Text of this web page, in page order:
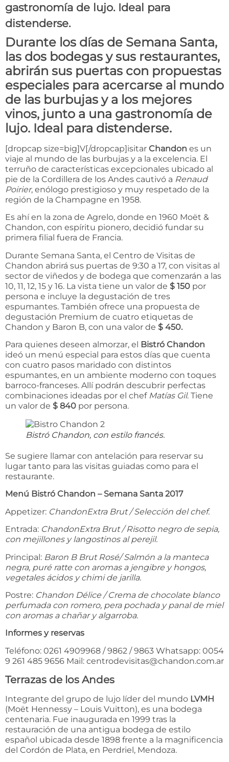
gastronomía de lujo. Ideal para
distenderse.
Durante los días de Semana Santa,
las dos bodegas y sus restaurantes,
abrirán sus puertas con propuestas
especiales para acercarse al mundo
de las burbujas y a los mejores
vinos, junto a una gastronomía de
lujo. Ideal para distenderse.
[dropcap size=big]V[/dropcap]isitar Chandon es un
viaje al mundo de las burbujas y a la excelencia. El
terruño de características excepcionales ubicado al
pie de la Cordillera de los Andes cautivó a Renaud
Poirier, enólogo prestigioso y muy respetado de la
región de la Champagne en 1958.
Es ahí en la zona de Agrelo, donde en 1960 Moët &
Chandon, con espíritu pionero, decidió fundar su
primera filial fuera de Francia.
Durante Semana Santa, el Centro de Visitas de
Chandon abrirá sus puertas de 9:30 a 17, con visitas al
sector de viñedos y de bodega que comenzarán a las
10, 11, 12, 15 y 16. La vista tiene un valor de $ 150 por
persona e incluye la degustación de tres
espumantes. También ofrece una propuesta de
degustación Premium de cuatro etiquetas de
Chandon y Baron B, con una valor de $ 450.
Para quienes deseen almorzar, el Bistró Chandon
ideó un menú especial para estos días que cuenta
con cuatro pasos maridado con distintos
espumantes, en un ambiente moderno con toques
barroco-franceses. Allí podrán descubrir perfectas
combinaciones ideadas por el chef Matías Gil. Tiene
un valor de $ 840 por persona.
Bistró Chandon, con estilo francés.
Se sugiere llamar con antelación para reservar su
lugar tanto para las visitas guiadas como para el
restaurante.
Menú Bistró Chandon – Semana Santa 2017
Appetizer: ChandonExtra Brut / Selección del chef.
Entrada: ChandonExtra Brut / Risotto negro de sepia,
con mejillones y langostinos al perejil.
Principal: Baron B Brut Rosé/ Salmón a la manteca
negra, puré ratte con aromas a jengibre y hongos,
vegetales ácidos y chimi de jarilla.
Postre: Chandon Délice / Crema de chocolate blanco
perfumada con romero, pera pochada y panal de miel
con aromas a chañar y algarroba.
Informes y reservas
Teléfono: 0261 4909968 / 9862 / 9863 Whatsapp: 0054
9 261 485 9656 Mail: centrodevisitas@chandon.com.ar
Terrazas de los Andes
Integrante del grupo de lujo líder del mundo LVMH
(Moët Hennessy – Louis Vuitton), es una bodega
centenaria. Fue inaugurada en 1999 tras la
restauración de una antigua bodega de estilo
español ubicada desde 1898 frente a la magnificencia
del Cordón de Plata, en Perdriel, Mendoza.